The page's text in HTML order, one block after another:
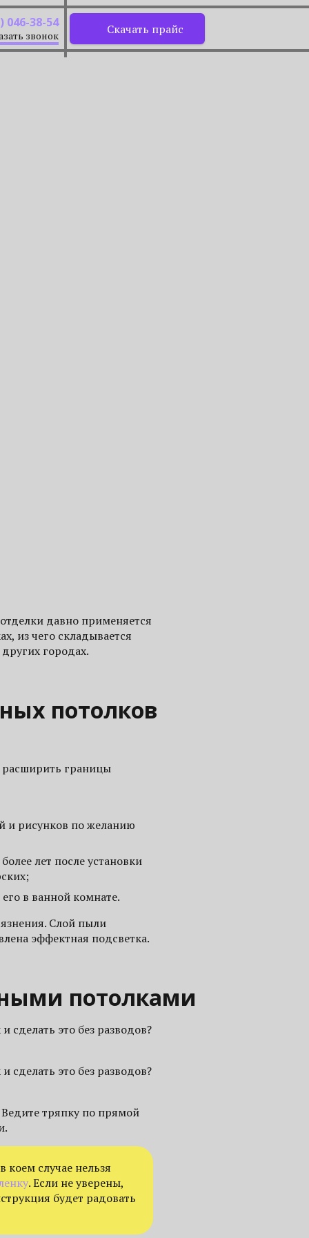
046-38-54
звонок Скачать прайс
давно применяется
из чего складывается
городах.
потолков
расширить границы
и рисунков по желанию
лет после установки
в ванной комнате.
Слой пыли
эффектная подсветка.
потолками
это без разводов?
это без разводов?
тряпку по прямой
случае нельзя
. Если не уверены,
будет радовать